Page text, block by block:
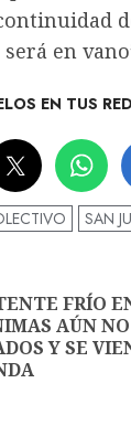
en
EN TUS
SAN
FRÍO
AÚN
Y SE